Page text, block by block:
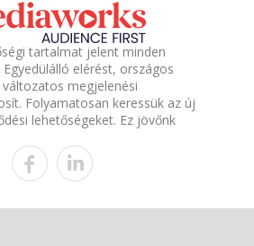
tartalmat jelent minden
elérést, országos
megjelenési
Folyamatosan keressük az új
lehetőségeket. Ez jövőnk